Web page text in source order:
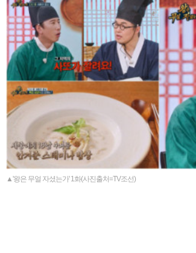
▲'왕은 무얼 자셨는가' 1화(사진출처=TV조선)